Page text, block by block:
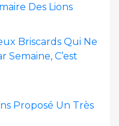
Des Lions
Briscards Qui Ne
Semaine, C’est
Proposé Un Très